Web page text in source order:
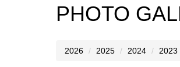
PHOTO
2026 2025 2024 2023